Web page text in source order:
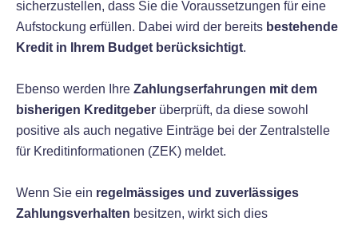
sicherzustellen, dass Sie die Voraussetzungen für eine
Aufstockung erfüllen. Dabei wird der bereits bestehende
Kredit in Ihrem Budget berücksichtigt.
Ebenso werden Ihre Zahlungserfahrungen mit dem
bisherigen Kreditgeber überprüft, da diese sowohl
positive als auch negative Einträge bei der Zentralstelle
für Kreditinformationen (ZEK) meldet.
Wenn Sie ein regelmässiges und zuverlässiges
Zahlungsverhalten besitzen, wirkt sich dies